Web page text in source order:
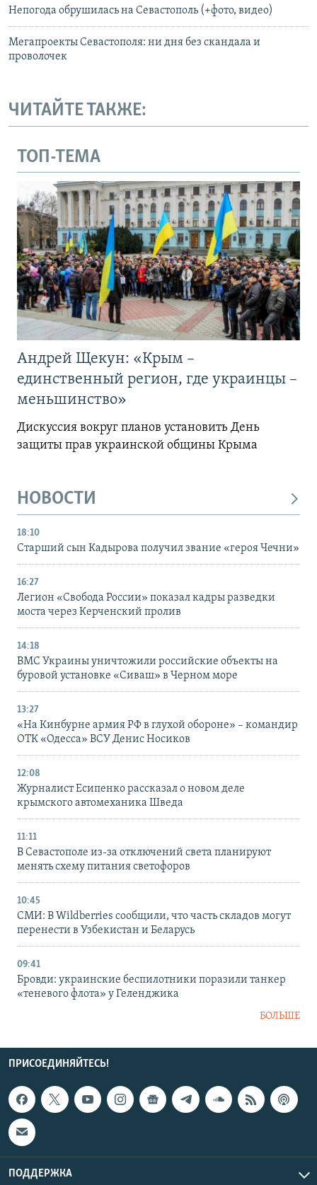
Непогода обрушилась на Севастополь (+фото, видео)
Мегапроекты Севастополя: ни дня без скандала и
проволочек
ЧИТАЙТЕ ТАКЖЕ:
ТОП-ТЕМА
Андрей Щекун: «Крым –
единственный регион, где украинцы –
меньшинство»
Дискуссия вокруг планов установить День
защиты прав украинской общины Крыма
НОВОСТИ
18:10
Старший сын Кадырова получил звание «героя Чечни»
16:27
Легион «Свобода России» показал кадры разведки
моста через Керченский пролив
14:18
ВМС Украины уничтожили российские объекты на
буровой установке «Сиваш» в Черном море
13:27
«На Кинбурне армия РФ в глухой обороне» – командир
ОТК «Одесса» ВСУ Денис Носиков
12:08
Журналист Есипенко рассказал о новом деле
крымского автомеханика Шведа
11:11
В Севастополе из-за отключений света планируют
менять схему питания светофоров
10:45
СМИ: В Wildberries сообщили, что часть складов могут
перенести в Узбекистан и Беларусь
09:41
Бровди: украинские беспилотники поразили танкер
«теневого флота» у Геленджика
БОЛЬШЕ
ПРИСОЕДИНЯЙТЕСЬ!
ПОДДЕРЖКА